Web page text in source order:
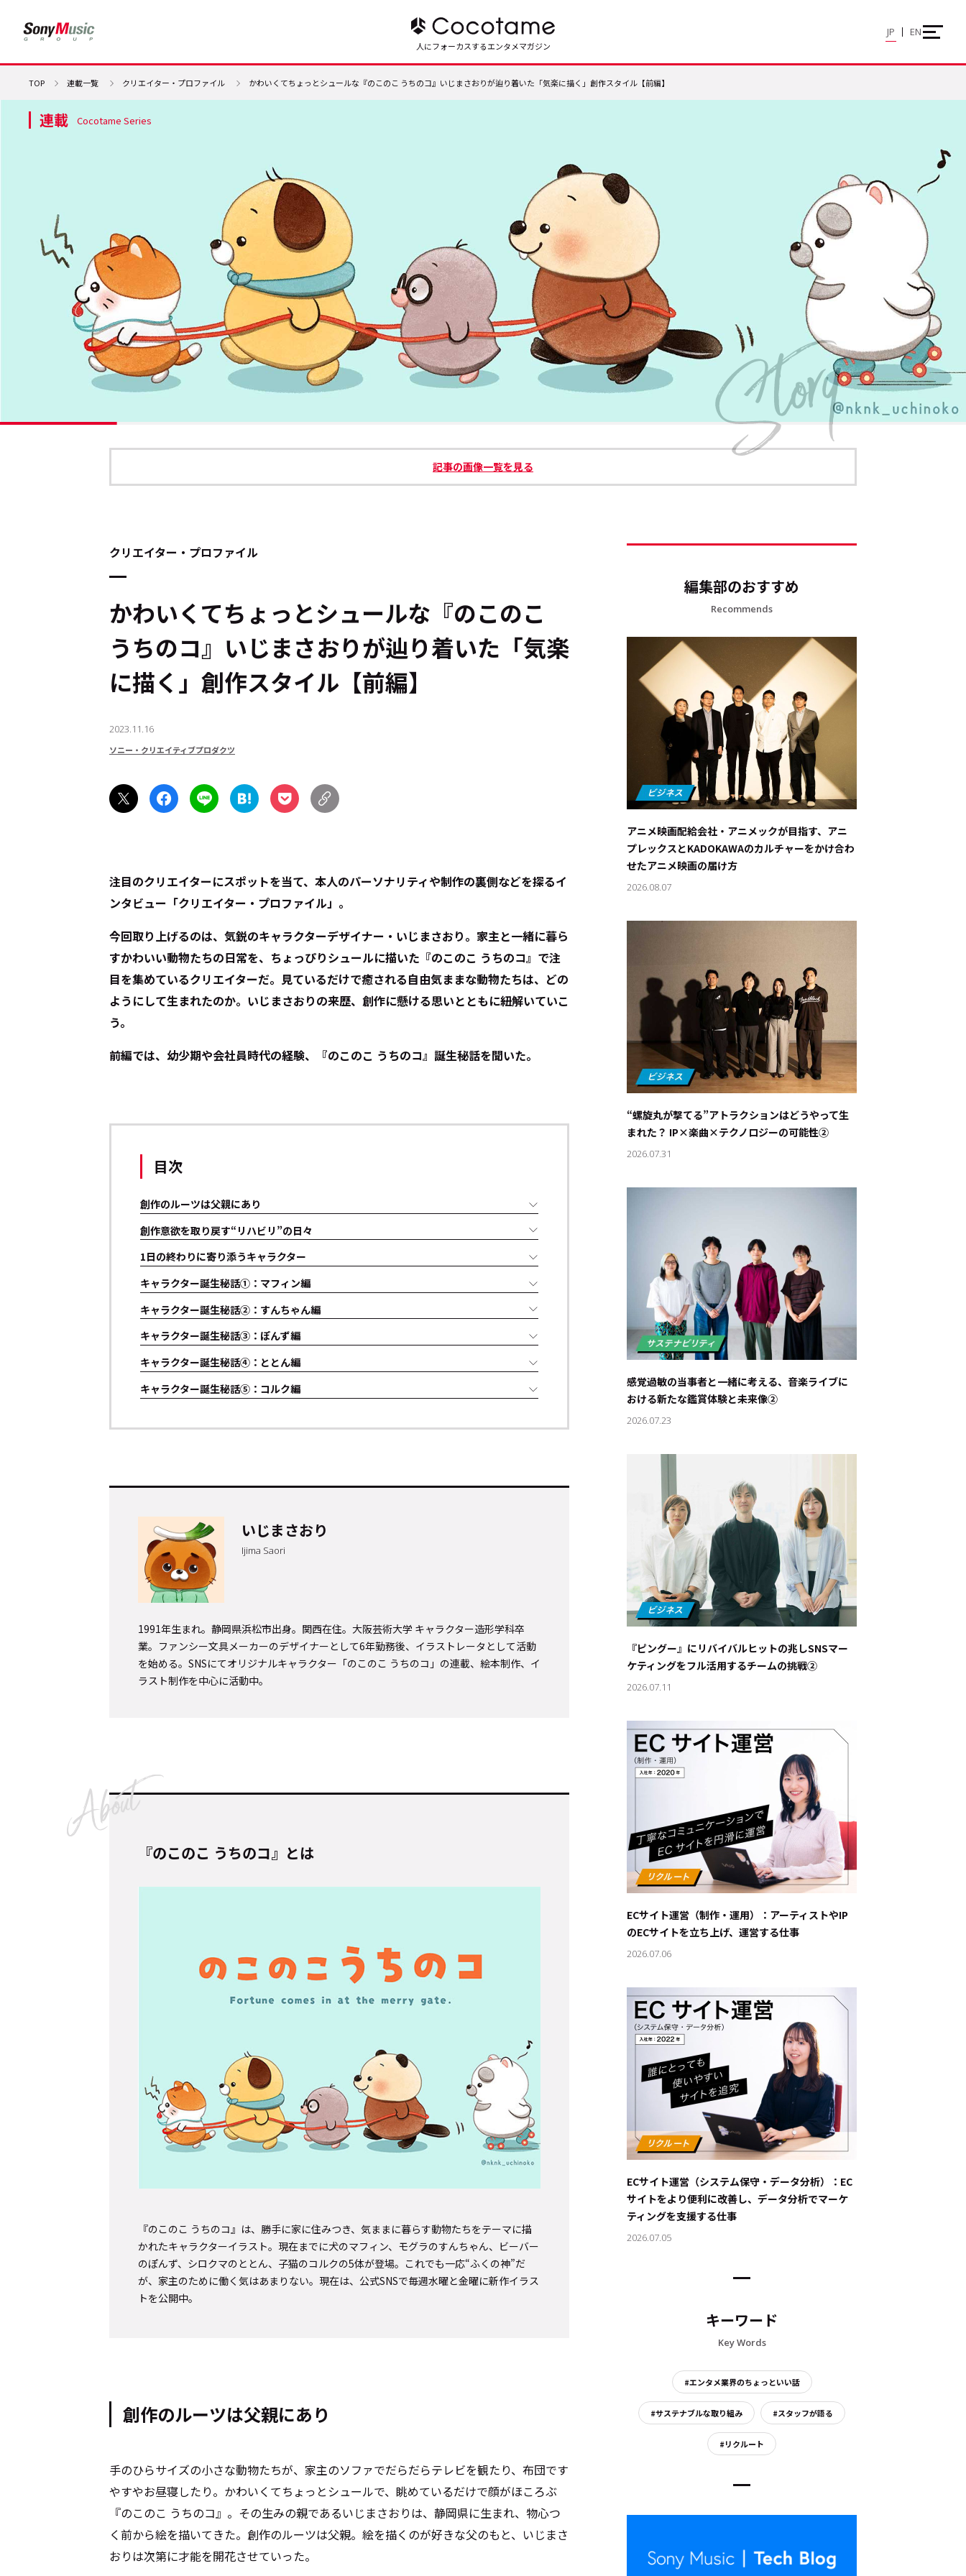
トップ Top
記事一覧 Articles
連載一覧 Series
Cocotameとは About
キーワード：
#エンタメ業界のちょっといい話
#サステナブルな取り組み #スタッフが語る
#リクルート
人にフォーカスするエンタメマガジン
JP EN
TOP 連載一覧 クリエイター・プロファイル かわいくてちょっとシュールな『のこのこ うちのコ』いじまさおりが辿り着いた「気楽に描く」創作スタイル【前編】
連載 Cocotame Series
記事の画像一覧を見る
クリエイター・プロファイル
かわいくてちょっとシュールな『のこのこ
うちのコ』いじまさおりが辿り着いた「気楽
に描く」創作スタイル【前編】
2023.11.16
ソニー・クリエイティブプロダクツ
注目のクリエイターにスポットを当て、本人のパーソナリティや制作の裏側などを探るイ
ンタビュー「クリエイター・プロファイル」。
今回取り上げるのは、気鋭のキャラクターデザイナー・いじまさおり。家主と一緒に暮ら
すかわいい動物たちの日常を、ちょっぴりシュールに描いた『のこのこ うちのコ』で注
目を集めているクリエイターだ。見ているだけで癒される自由気ままな動物たちは、どの
ようにして生まれたのか。いじまさおりの来歴、創作に懸ける思いとともに紐解いていこ
う。
前編では、幼少期や会社員時代の経験、『のこのこ うちのコ』誕生秘話を聞いた。
目次
創作のルーツは父親にあり
創作意欲を取り戻す“リハビリ”の日々
1日の終わりに寄り添うキャラクター
キャラクター誕生秘話①：マフィン編
キャラクター誕生秘話②：すんちゃん編
キャラクター誕生秘話③：ぽんず編
キャラクター誕生秘話④：ととん編
キャラクター誕生秘話⑤：コルク編
いじまさおり
Ijima Saori
1991年生まれ。静岡県浜松市出身。関西在住。大阪芸術大学 キャラクター造形学科卒
業。ファンシー文具メーカーのデザイナーとして6年勤務後、イラストレータとして活動
を始める。SNSにてオリジナルキャラクター「のこのこ うちのコ」の連載、絵本制作、イ
ラスト制作を中心に活動中。
『のこのこ うちのコ』とは
『のこのこ うちのコ』は、勝手に家に住みつき、気ままに暮らす動物たちをテーマに描
かれたキャラクターイラスト。現在までに犬のマフィン、モグラのすんちゃん、ビーバー
のぽんず、シロクマのととん、子猫のコルクの5体が登場。これでも一応“ふくの神”だ
が、家主のために働く気はあまりない。現在は、公式SNSで毎週水曜と金曜に新作イラス
トを公開中。
創作のルーツは父親にあり
手のひらサイズの小さな動物たちが、家主のソファでだらだらテレビを観たり、布団です
やすやお昼寝したり。かわいくてちょっとシュールで、眺めているだけで顔がほころぶ
『のこのこ うちのコ』。その生みの親であるいじまさおりは、静岡県に生まれ、物心つ
く前から絵を描いてきた。創作のルーツは父親。絵を描くのが好きな父のもと、いじまさ
おりは次第に才能を開花させていった。
編集部のおすすめ
Recommends
アニメ映画配給会社・アニメックが目指す、アニ
プレックスとKADOKAWAのカルチャーをかけ合わ
せたアニメ映画の届け方
2026.08.07
“螺旋丸が撃てる”アトラクションはどうやって生
まれた？ IP×楽曲×テクノロジーの可能性②
2026.07.31
感覚過敏の当事者と一緒に考える、音楽ライブに
おける新たな鑑賞体験と未来像②
2026.07.23
『ピングー』にリバイバルヒットの兆し――SNSマー
ケティングをフル活用するチームの挑戦②
2026.07.11
ECサイト運営（制作・運用）：アーティストやIP
のECサイトを立ち上げ、運営する仕事
2026.07.06
ECサイト運営（システム保守・データ分析）：EC
サイトをより便利に改善し、データ分析でマーケ
ティングを支援する仕事
2026.07.05
キーワード
Key Words
#エンタメ業界のちょっといい話
#サステナブルな取り組み #スタッフが語る
#リクルート